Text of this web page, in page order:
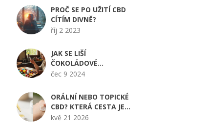
PROČ SE PO UŽITÍ CBD
CÍTÍM DIVNĚ?
říj 2 2023
JAK SE LIŠÍ
ČOKOLÁDOVÉ
POCHUTINY OD
čec 9 2024
ORÁLNÍ NEBO TOPICKÉ
CBD? KTERÁ CESTA JE
PRO VÁS TA SPRÁVNÁ
kvě 21 2026